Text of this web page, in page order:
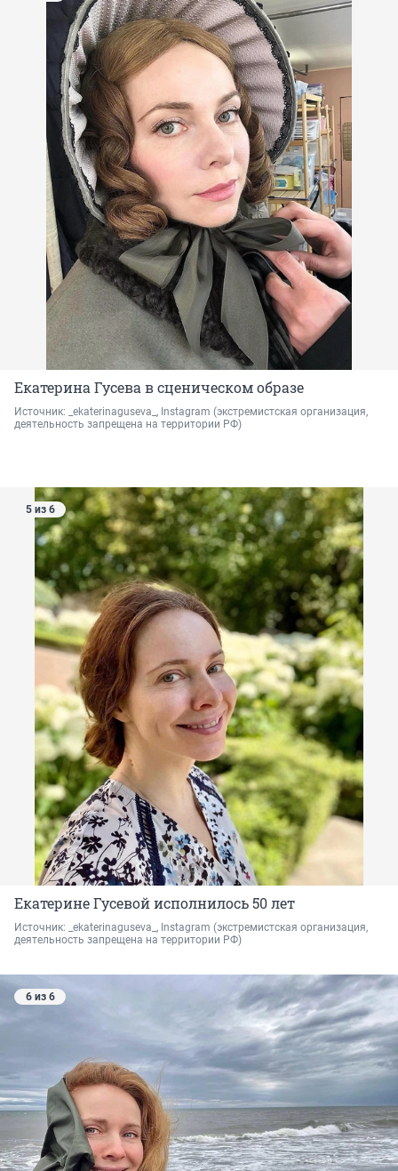
Екатерина Гусева в сценическом образе
Источник: _ekaterinaguseva_, Instagram (экстремистская организация,
деятельность запрещена на территории РФ)
5 из 6
Екатерине Гусевой исполнилось 50 лет
Источник: _ekaterinaguseva_, Instagram (экстремистская организация,
деятельность запрещена на территории РФ)
6 из 6